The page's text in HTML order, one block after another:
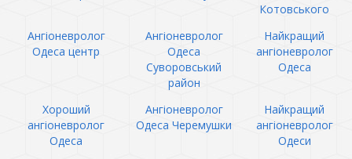
Котовського
Ангіоневролог
Одеса центр
Ангіоневролог
Одеса
Суворовський
район
Найкращий
ангіоневролог
Одеса
Хороший
ангіоневролог
Одеса
Ангіоневролог
Одеса Черемушки
Найкращий
ангіоневролог
Одеси